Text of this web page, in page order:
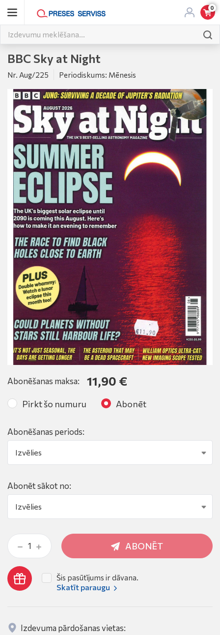
0
BBC Sky at Night
Nr. Aug/225 Periodiskums: Mēnesis
Abonēšanas maksa: 11,90 €
Pirkt šo numuru Abonēt
Abonēšanas periods:
Abonēt sākot no:
ABONĒT
Šis pasūtījums ir dāvana.
Skatīt paraugu
Izdevuma pārdošanas vietas: